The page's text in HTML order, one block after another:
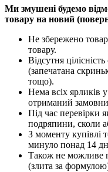
Ми змушені будемо
товару на новий
Не збережено
товару.
Відсутня
(запечатана
тощо).
Нема всіх ярликів
отриманий
Під час перевірки
подряпини, сколи
З моменту купівлі
минуло понад 14
Також не можливе
(злита за